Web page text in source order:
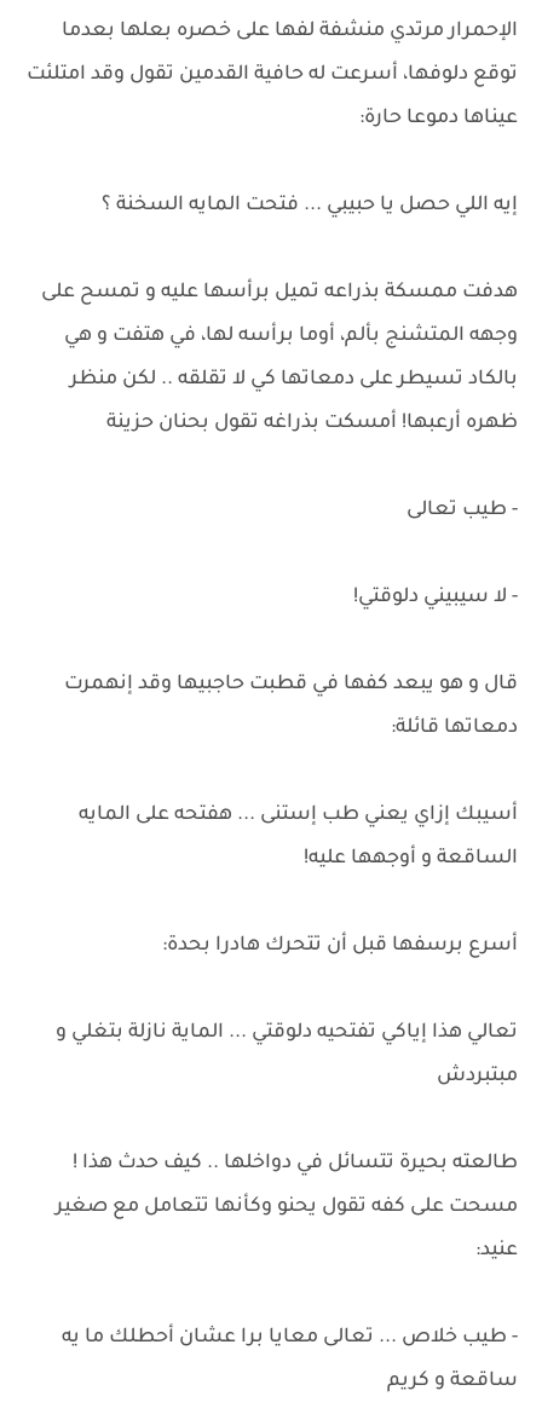
الإحمرار مرتدي منشفة لفها على خصره بعلها بعدما
توقع دلوفها، أسرعت له حافية القدمين تقول وقد امتلئت
عيناها دموعا حارة:
إيه اللي حصل يا حبيبي ... فتحت المايه السخنة ؟
هدفت ممسكة بذراعه تميل برأسها عليه و تمسح على
وجهه المتشنج بألم، أوما برأسه لها، في هتفت و هي
بالكاد تسيطر على دمعاتها كي لا تقلقه .. لكن منظر
ظهره أرعبها! أمسكت بذراغه تقول بحنان حزينة
- طيب تعالى
- لا سيبيني دلوقتي!
قال و هو يبعد كفها في قطبت حاجبيها وقد إنهمرت
دمعاتها قائلة:
أسيبك إزاي يعني طب إستنى ... هفتحه على المايه
الساقعة و أوجهها عليه!
أسرع برسفها قبل أن تتحرك هادرا بحدة:
تعالي هذا إياكي تفتحيه دلوقتي ... الماية نازلة بتغلي و
مبتبردش
طالعته بحيرة تتسائل في دواخلها .. كيف حدث هذا !
مسحت على كفه تقول يحنو وكأنها تتعامل مع صغير
عنيد:
- طيب خلاص ... تعالى معايا برا عشان أحطلك ما يه
ساقعة و كريم